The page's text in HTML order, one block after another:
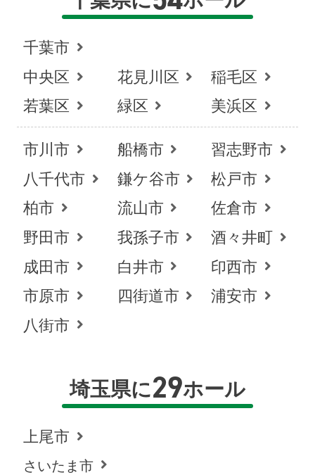
千葉市
中央区
花見川区
稲毛区
若葉区
緑区 美浜区
市川市 船橋市
習志野市
八千代市
鎌ケ谷市
松戸市
柏市
流山市
佐倉市
野田市
我孫子市
酒々井町
成田市
白井市
印西市
市原市
四街道市
浦安市
八街市
埼玉県に29ホール
上尾市
さいたま市